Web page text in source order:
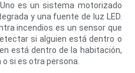
es un sistema motorizado
y una fuente de luz LED.
incendios es un sensor que
si alguien está dentro o
está dentro de la habitación,
si es otra persona.